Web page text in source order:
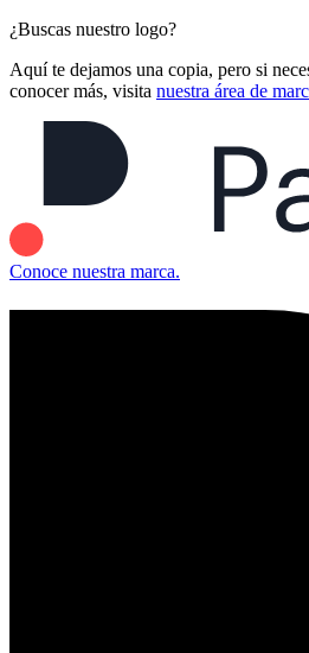
¿Buscas nuestro logo?
Aquí te dejamos una copia, pero si
conocer más, visita nuestra área de
Conoce nuestra marca.